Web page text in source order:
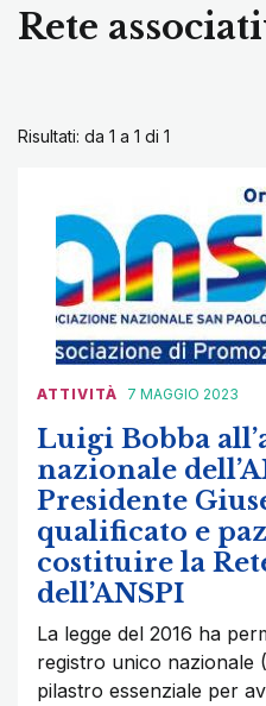
Rete
Risultati: da 1 a 1 di 1
ATTIVITÀ 7 MAGGIO 2023
Luigi Bobba
nazionale
Presidente
qualificato e
costituire la
dell’ANSPI
La legge del 2016 ha
registro unico nazionale
pilastro essenziale per